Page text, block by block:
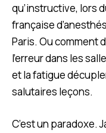
qu’instructive, lors
française
Paris. Ou comment
l’erreur dans les
et la fatigue
salutaires leçons.
C’est un paradoxe.